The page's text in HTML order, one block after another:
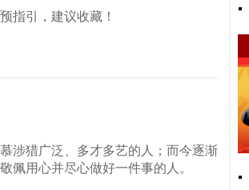
指引，建议收藏！
涉猎广泛、多才多艺的人；而今逐渐
佩用心并尽心做好一件事的人。